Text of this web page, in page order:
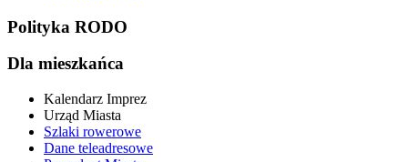
Polityka RODO
Dla mieszkańca
Kalendarz Imprez
Urząd Miasta
Szlaki rowerowe
Dane teleadresowe